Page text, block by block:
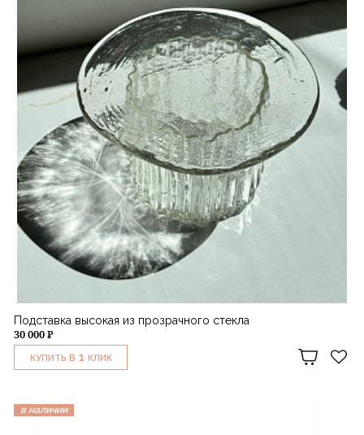
Подставка высокая из прозрачного стекла
30 000 ₽
КУПИТЬ В 1 КЛИК
в наличии